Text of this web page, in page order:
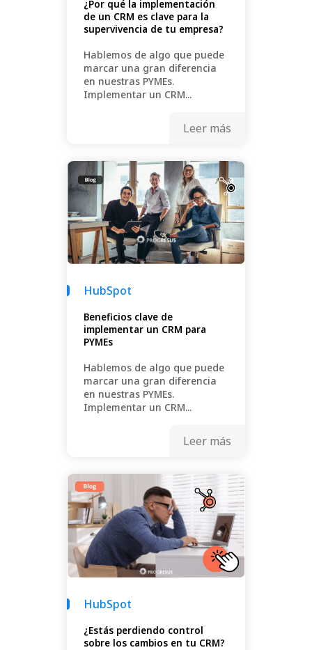
¿Por qué la implementación
de un CRM es clave para la
supervivencia de tu empresa?
Hablemos de algo que puede
marcar una gran diferencia
en nuestras PYMEs.
Implementar un CRM...
Leer más
HubSpot
Beneficios clave de
implementar un CRM para
PYMEs
Hablemos de algo que puede
marcar una gran diferencia
en nuestras PYMEs.
Implementar un CRM...
Leer más
HubSpot
¿Estás perdiendo control
sobre los cambios en tu CRM?